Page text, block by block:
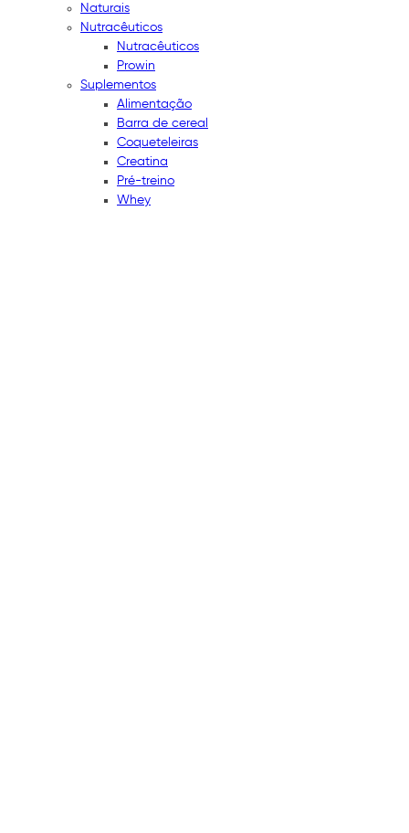
Naturais
Nutracêuticos
Nutracêuticos
Prowin
Suplementos
Alimentação
Barra de cereal
Coqueteleiras
Creatina
Pré-treino
Whey